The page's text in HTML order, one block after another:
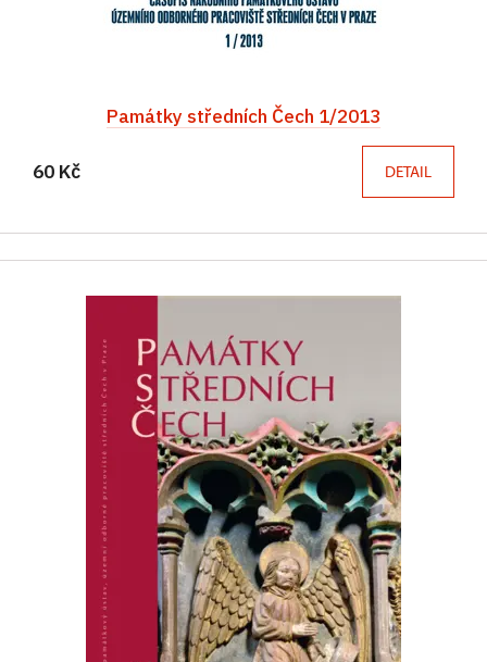
Památky středních Čech 1/2013
60 Kč DETAIL